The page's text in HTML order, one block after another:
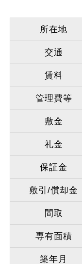
所在地
交通
賃料
管理費等
敷金
礼金
保証金
敷引/償却金
間取
専有面積
築年月